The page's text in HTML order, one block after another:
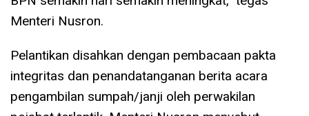
Menteri Nusron.
Pelantikan disahkan dengan pembacaan pakta
integritas dan penandatanganan berita acara
pengambilan sumpah/janji oleh perwakilan